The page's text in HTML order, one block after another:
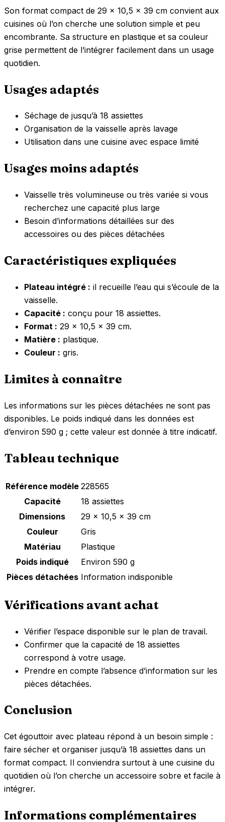
Son format compact de 29 x 10,5 x 39 cm convient aux
cuisines où l’on cherche une solution simple et peu
encombrante. Sa structure en plastique et sa couleur
grise permettent de l’intégrer facilement dans un usage
quotidien.
Usages adaptés
Séchage de jusqu’à 18 assiettes
Organisation de la vaisselle après lavage
Utilisation dans une cuisine avec espace limité
Usages moins adaptés
Vaisselle très volumineuse ou très variée si vous
recherchez une capacité plus large
Besoin d’informations détaillées sur des
accessoires ou des pièces détachées
Caractéristiques expliquées
Plateau intégré : il recueille l’eau qui s’écoule de la
vaisselle.
Capacité : conçu pour 18 assiettes.
Format : 29 x 10,5 x 39 cm.
Matière : plastique.
Couleur : gris.
Limites à connaître
Les informations sur les pièces détachées ne sont pas
disponibles. Le poids indiqué dans les données est
d’environ 590 g ; cette valeur est donnée à titre indicatif.
Tableau technique
Référence modèle 228565
Capacité
18 assiettes
Dimensions
29 x 10,5 x 39 cm
Couleur
Gris
Matériau
Plastique
Poids indiqué
Environ 590 g
Pièces détachées Information indisponible
Vérifications avant achat
Vérifier l’espace disponible sur le plan de travail.
Confirmer que la capacité de 18 assiettes
correspond à votre usage.
Prendre en compte l’absence d’information sur les
pièces détachées.
Conclusion
Cet égouttoir avec plateau répond à un besoin simple :
faire sécher et organiser jusqu’à 18 assiettes dans un
format compact. Il conviendra surtout à une cuisine du
quotidien où l’on cherche un accessoire sobre et facile à
intégrer.
Informations complémentaires